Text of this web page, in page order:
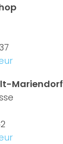
Mariendorf